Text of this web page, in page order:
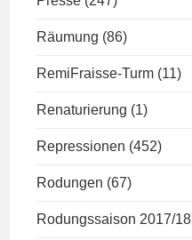
Räumung (86)
RemiFraisse-Turm (11)
Renaturierung (1)
Repressionen (452)
Rodungen (67)
Rodungssaison 2017/18